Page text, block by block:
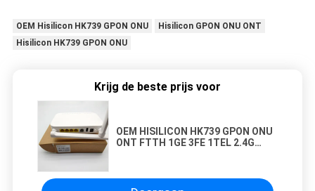
OEM Hisilicon HK739 GPON ONU
Hisilicon GPON ONU ONT
Hisilicon HK739 GPON ONU
Krijg de beste prijs voor
OEM HISILICON HK739 GPON ONU
ONT FTTH 1GE 3FE 1TEL 2.4G